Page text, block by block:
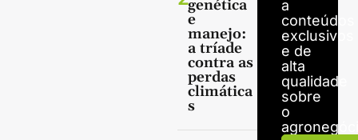
genética
e
manejo:
a tríade
contra as
perdas
climática
s
a
conteúdos
exclusivos
e de
alta
qualidade
sobre
o